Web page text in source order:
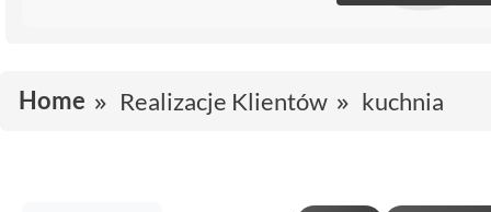
Home Realizacje Klientów kuchnia